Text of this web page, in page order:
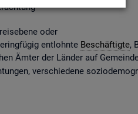
oder
ent­lohn­te Be­schäf­tig­te,
Ämter der Län­der auf
ver­schie­de­ne